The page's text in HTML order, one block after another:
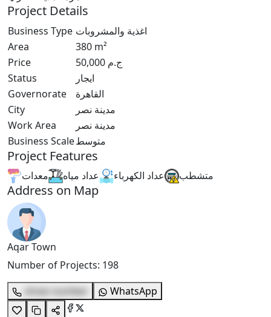
Project Details
Business Type اغذية والمشروبات
Area
380 m²
Price
50,000 ج.م
Status
ايجار
Governorate
القاهرة
City
مدينة نصر
Work Area
مدينة نصر
Business Scaleمتوسط
Project Features
متشطب عداد الكهرباء عداد مياه معدات
Address on Map
Aqar Town
Number of Projects: 198
show number
WhatsApp